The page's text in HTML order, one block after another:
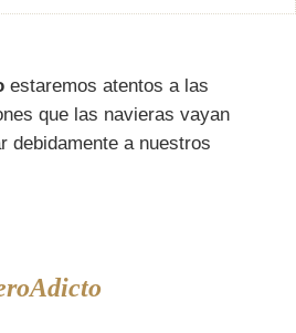
estaremos atentos a las
que las navieras vayan
debidamente a nuestros